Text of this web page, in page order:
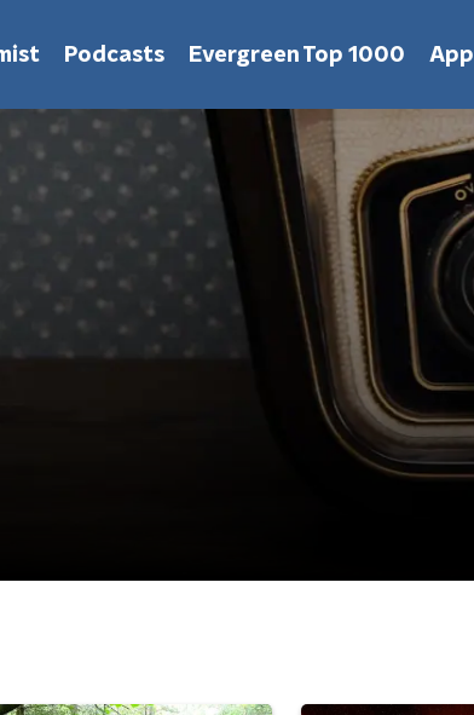
Podcasts Evergreen Top 1000 App